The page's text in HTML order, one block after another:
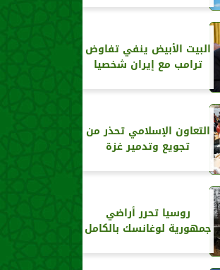
البيت الأبيض ينفي تفاوض
ترامب مع إيران شخصيا
التعاون الإسلامي تحذر من
تجويع وتدمير غزة
روسيا تحرر أراضي
جمهورية لوغانسك بالكامل